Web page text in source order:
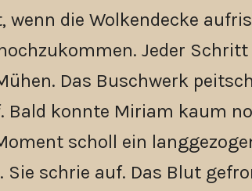
wenn die Wolkendecke
Jeder
Das Buschwerk
Bald konnte Miriam kaum
scholl ein
Sie schrie auf. Das Blut